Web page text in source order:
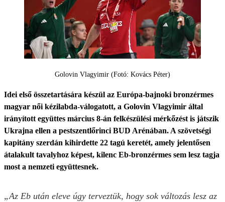
Golovin Vlagyimir (Fotó: Kovács Péter)
Idei első összetartására készül az Európa-bajnoki bronzérmes
magyar női kézilabda-válogatott, a Golovin Vlagyimir által
irányított együttes március 8-án felkészülési mérkőzést is játszik
Ukrajna ellen a pestszentlőrinci BUD Arénában. A szövetségi
kapitány szerdán kihirdette 22 tagú keretét, amely jelentősen
átalakult tavalyhoz képest, kilenc Eb-bronzérmes sem lesz tagja
most a nemzeti együttesnek.
„Az Eb után eleve úgy terveztük, hogy sok változás lesz az